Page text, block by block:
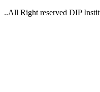
..All Right reserved DIP